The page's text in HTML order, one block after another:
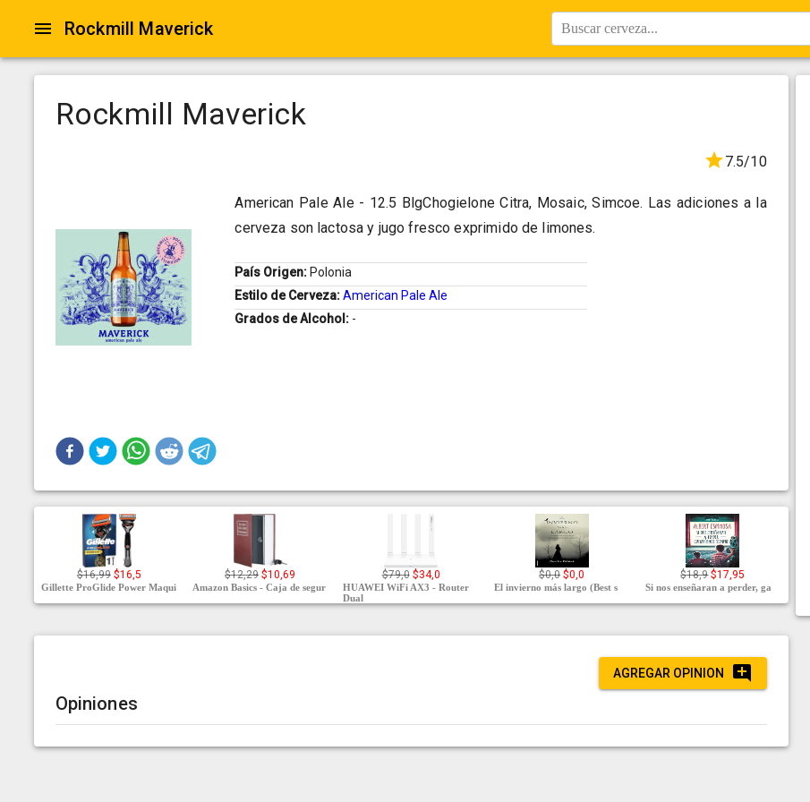
Rockmill Maverick Buscar cerveza...
Rockmill Maverick
7.5/10
American Pale Ale - 12.5 BlgChogielone Citra, Mosaic, Simcoe. Las adiciones a la
cerveza son lactosa y jugo fresco exprimido de limones.
País Origen: Polonia
Estilo de Cerveza:American Pale Ale
Grados de Alcohol: -
$16,99 $16,5
Gillette ProGlide Power Maqui
$12,29 $10,69
Amazon Basics - Caja de segur
$79,0 $34,0
HUAWEI WiFi AX3 - Router
Dual
$0,0 $0,0
El invierno más largo (Best s
$18,9 $17,95
Si nos enseñaran a perder, ga
AGREGAR OPINION
Opiniones